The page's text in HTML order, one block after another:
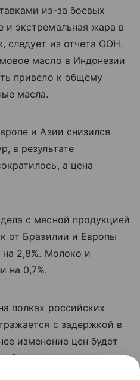
из-за боевых
экстремальная жара в
следует из отчета ООН.
масло в Индонезии
привело к общему
масла.
и Азии снизился
в результате
а цена
с мясной продукцией
от Бразилии и Европы
2,8%. Молоко и
на 0,7%.
полках российских
с задержкой в
изменение цен будет
лишь к осени,